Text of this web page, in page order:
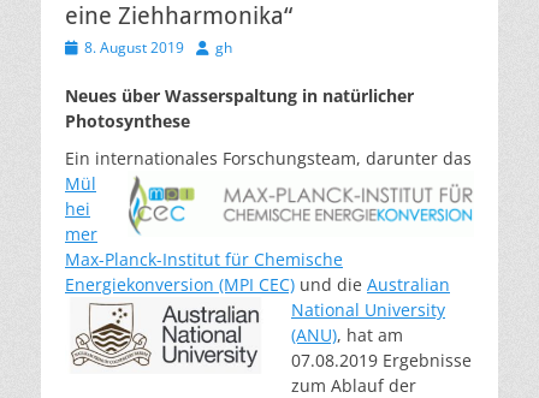
eine Ziehharmonika“
Veröffentlicht
8. August 2019 Autor
gh
Neues über Wasserspaltung in natürlicher
Photosynthese
Ein internationales Forschungsteam, darunter das
Mül
hei
mer
Max-Planck-Institut für Chemische
Energiekonversion (MPI CEC) und die Australian
National University
(ANU), hat am
07.08.2019 Ergebnisse
zum Ablauf der